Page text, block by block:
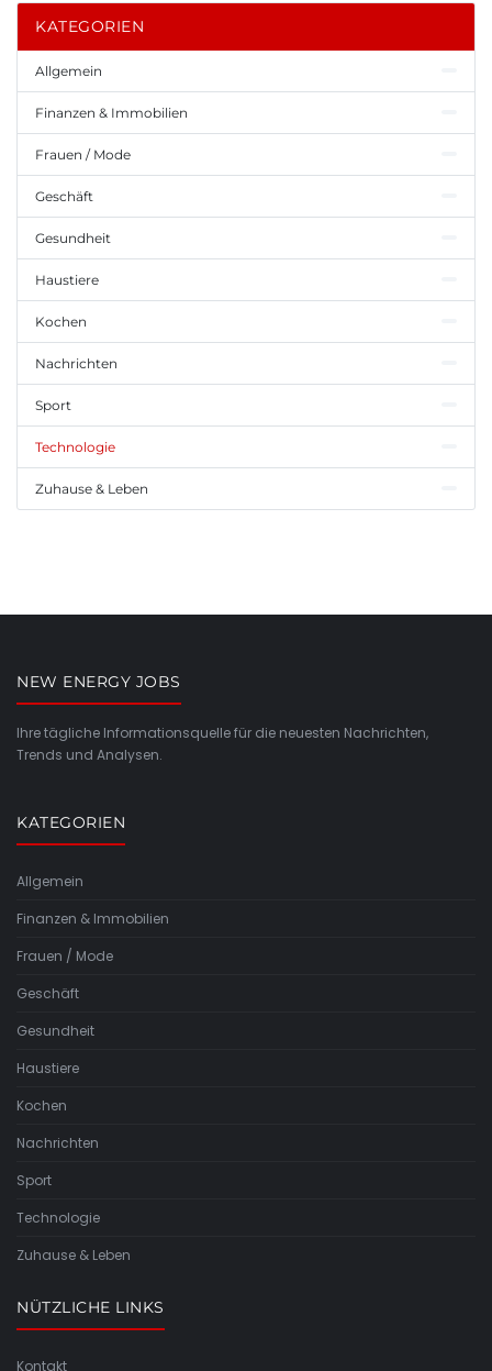
KATEGORIEN
Allgemein
Finanzen & Immobilien
Frauen / Mode
Geschäft
Gesundheit
Haustiere
Kochen
Nachrichten
Sport
Technologie
Zuhause & Leben
NEW ENERGY JOBS
Ihre tägliche Informationsquelle für die neuesten Nachrichten,
Trends und Analysen.
KATEGORIEN
Allgemein
Finanzen & Immobilien
Frauen / Mode
Geschäft
Gesundheit
Haustiere
Kochen
Nachrichten
Sport
Technologie
Zuhause & Leben
NÜTZLICHE LINKS
Kontakt